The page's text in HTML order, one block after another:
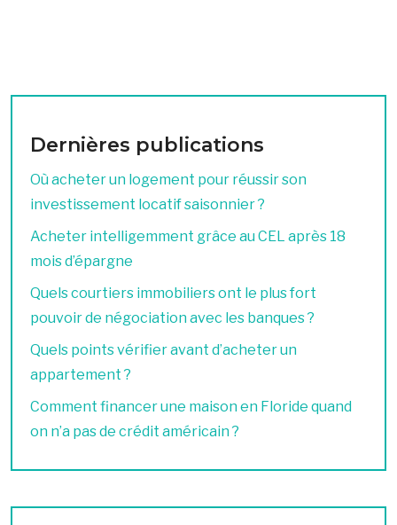
Dernières publications
Où acheter un logement pour réussir son
investissement locatif saisonnier ?
Acheter intelligemment grâce au CEL après 18
mois d’épargne
Quels courtiers immobiliers ont le plus fort
pouvoir de négociation avec les banques ?
Quels points vérifier avant d’acheter un
appartement ?
Comment financer une maison en Floride quand
on n’a pas de crédit américain ?